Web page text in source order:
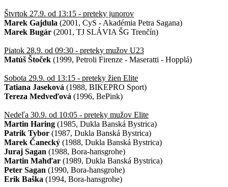
Štvrtok 27.9. od 13:15 - preteky junorov
Marek Gajdula (2001, CyS - Akadémia Petra Sagana)
Marek Bugár (2001, TJ SLÁVIA ŠG Trenčín)
Piatok 28.9. od 09:30 - preteky mužov U23
Matúš Štoček (1999, Petroli Firenze - Maseratti - Hopplá)
Sobota 29.9. od 13:15 - preteky žien Elite
Tatiana Jaseková (1988, BIKEPRO Sport)
Tereza Medveďová (1996, BePink)
Nedeľa 30.9. od 10:05 - preteky mužov Elite
Martin Haring (1985, Dukla Banská Bystrica)
Patrik Tybor (1987, Dukla Banská Bystrica)
Marek Čanecký (1988, Dukla Banská Bystrica)
Juraj Sagan (1988, Bora-hansgrohe)
Martin Mahďar (1989, Dukla Banská Bystrica)
Peter Sagan (1990, Bora-hansgrohe)
Erik Baška (1994, Bora-hansgrohe)